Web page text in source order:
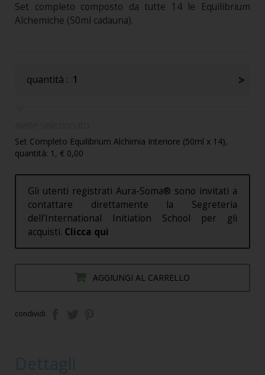
Set completo composto da tutte 14 le Equilibrium
Alchemiche (50ml cadauna).
quantità : 1
Set Completo Equilibrium Alchimia Interiore (50ml x 14),
quantità: 1, € 0,00
Gli utenti registrati Aura-Soma® sono invitati a
contattare direttamente la Segreteria
dell’International Initiation School per gli
acquisti. Clicca qui
AGGIUNGI AL CARRELLO
condividi